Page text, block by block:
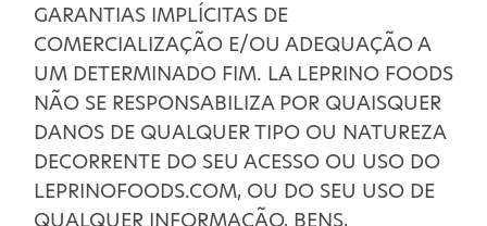
GARANTIAS IMPLÍCITAS DE
COMERCIALIZAÇÃO E/OU ADEQUAÇÃO A
UM DETERMINADO FIM. LA LEPRINO FOODS
NÃO SE RESPONSABILIZA POR QUAISQUER
DANOS DE QUALQUER TIPO OU NATUREZA
DECORRENTE DO SEU ACESSO OU USO DO
LEPRINOFOODS.COM, OU DO SEU USO DE
QUALQUER INFORMAÇÃO, BENS,